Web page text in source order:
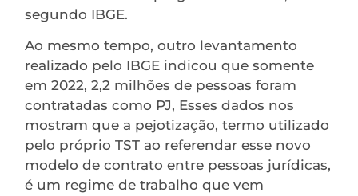
segundo IBGE.
Ao mesmo tempo, outro levantamento
realizado pelo IBGE indicou que somente
em 2022, 2,2 milhões de pessoas foram
contratadas como PJ, Esses dados nos
mostram que a pejotização, termo utilizado
pelo próprio TST ao referendar esse novo
modelo de contrato entre pessoas jurídicas,
é um regime de trabalho que vem